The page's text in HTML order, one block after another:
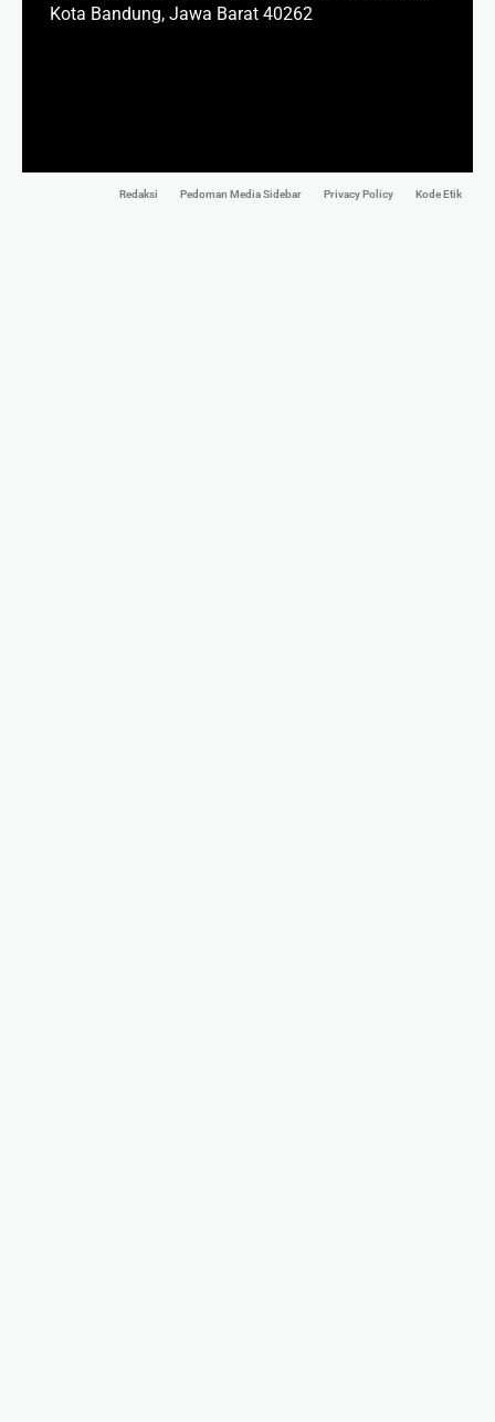
Kota Bandung, Jawa Barat 40262
Redaksi Pedoman Media Sidebar Privacy Policy Kode Etik